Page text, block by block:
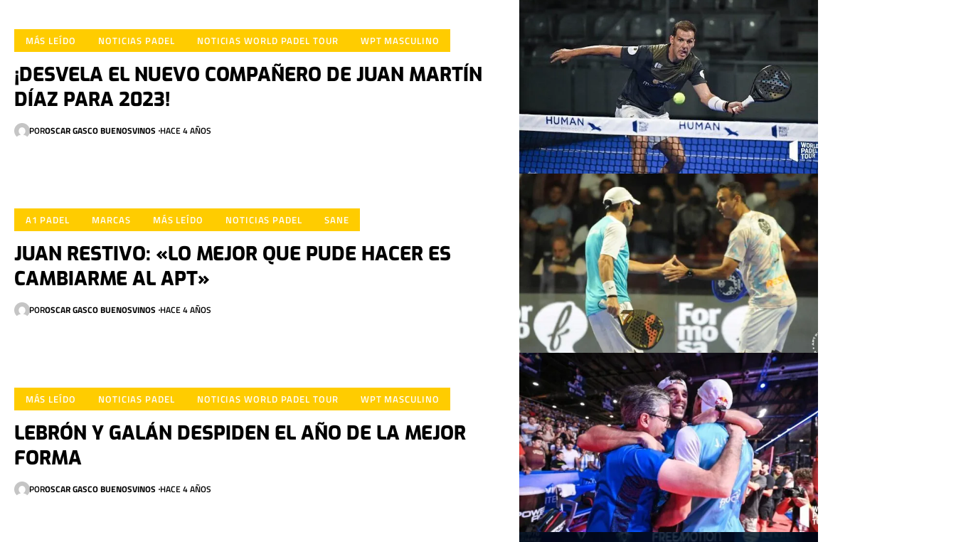
MÁS LEÍDO NOTICIAS PADEL NOTICIAS WORLD PADEL TOUR WPT MASCULINO
¡DESVELA EL NUEVO COMPAÑERO DE JUAN MARTÍN
DÍAZ PARA 2023!
POROSCAR GASCO BUENOSVINOS HACE 4 AÑOS
A1 PADEL MARCAS MÁS LEÍDO NOTICIAS PADEL SANE
JUAN RESTIVO: «LO MEJOR QUE PUDE HACER ES
CAMBIARME AL APT»
POROSCAR GASCO BUENOSVINOS HACE 4 AÑOS
MÁS LEÍDO NOTICIAS PADEL NOTICIAS WORLD PADEL TOUR WPT MASCULINO
LEBRÓN Y GALÁN DESPIDEN EL AÑO DE LA MEJOR
FORMA
POROSCAR GASCO BUENOSVINOS HACE 4 AÑOS